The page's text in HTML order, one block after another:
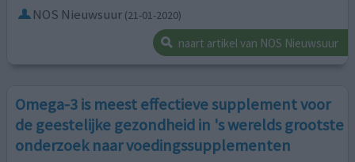
NOS Nieuwsuur (21-01-2020)
naart artikel van NOS Nieuwsuur
Omega-3 is meest effectieve supplement voor
de geestelijke gezondheid in 's werelds grootste
onderzoek naar voedingssupplementen